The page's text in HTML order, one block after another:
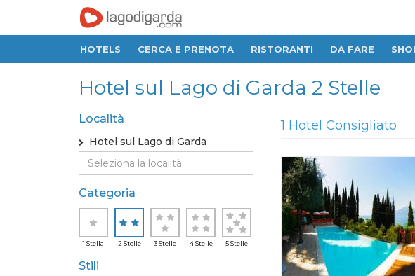
HOTELS CERCA E PRENOTA RISTORANTI DA FARE
Hotel sul Lago di Garda 2 Stelle
Località
Hotel sul Lago di Garda
Categoria
1 Stella 2 Stelle 3 Stelle 4 Stelle 5 Stelle
Stili
1 Hotel Consigliato